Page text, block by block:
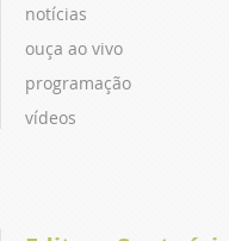
notícias
ouça ao vivo
programação
vídeos